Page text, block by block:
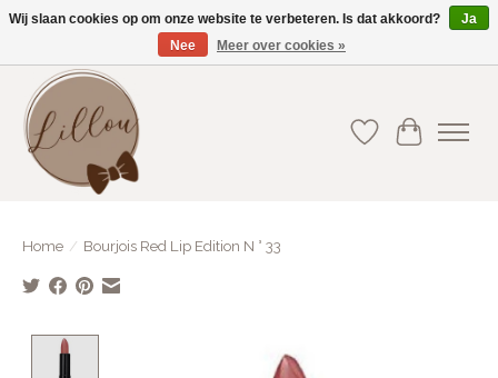
Gratis verzending vanaf €75(BE) en €100(NL)
Verlanglijst
Home / Bourjois Red Lip Edition N ° 33
Wij slaan cookies op om onze website te verbeteren. Is dat akkoord?
Ja
Nee
Meer over cookies »